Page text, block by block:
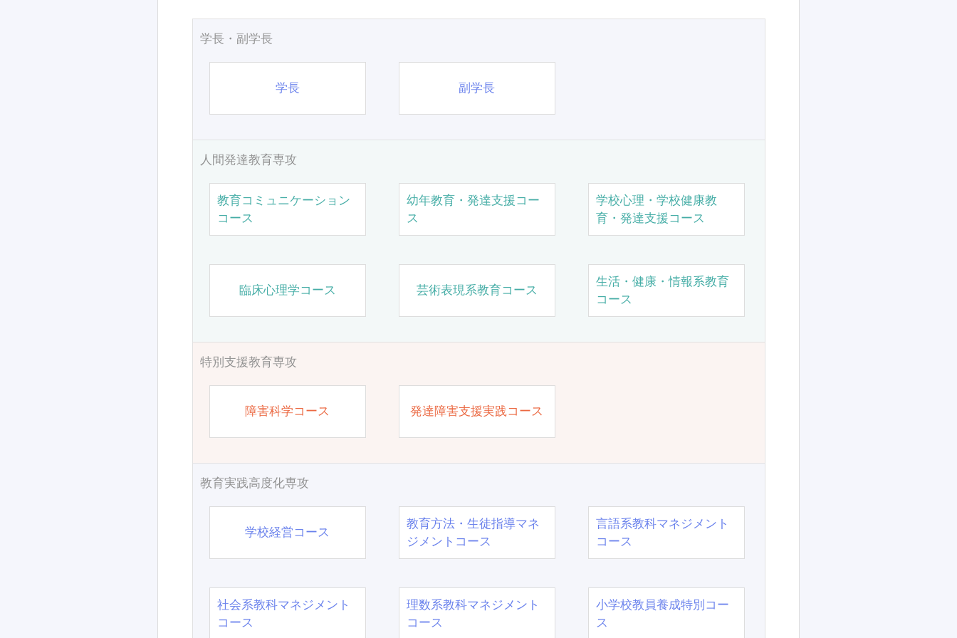
学長・副学長
学長 副学長
人間発達教育専攻
教育コミュニケーション
コース
幼年教育・発達支援コー
ス
学校心理・学校健康教
育・発達支援コース
臨床心理学コース 芸術表現系教育コース
生活・健康・情報系教育
コース
特別支援教育専攻
障害科学コース 発達障害支援実践コース
教育実践高度化専攻
学校経営コース
教育方法・生徒指導マネ
ジメントコース
言語系教科マネジメント
コース
社会系教科マネジメント
コース
理数系教科マネジメント
コース
小学校教員養成特別コー
ス